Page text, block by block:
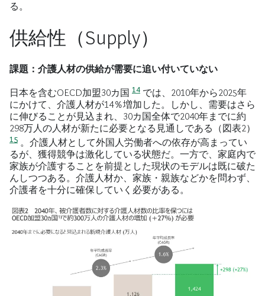
る。
供給性（Supply）
課題：介護人材の供給が需要に追い付いていない
日本を含むOECD加盟30カ国 14 では、2010年から2025年
にかけて、介護人材が14％増加した。しかし、需要はさら
に伸びることが見込まれ、30カ国全体で2040年までに約
298万人の人材が新たに必要となる見通しである（図表2）
15 。介護人材として外国人労働者への依存が高まってい
るが、獲得競争は激化している状態だ。一方で、家庭内で
家族が介護することを前提とした現状のモデルは既に破た
んしつつある。介護人材か、家族・親族などかを問わず、
介護者を十分に確保していく必要がある。